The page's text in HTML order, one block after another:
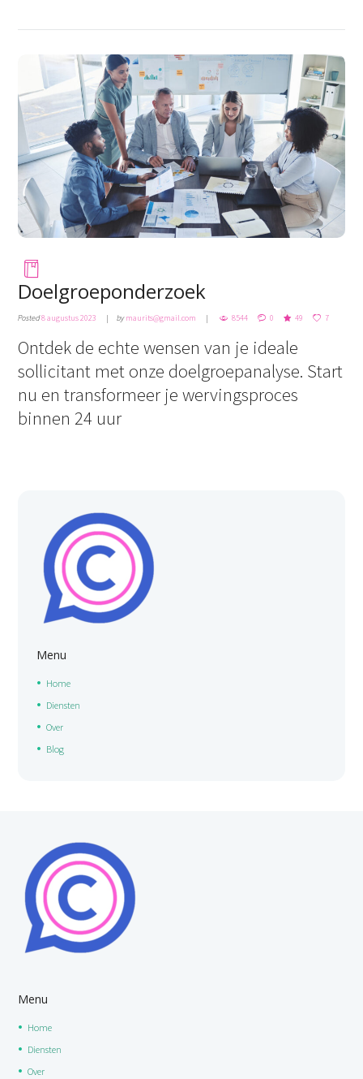
Doelgroeponderzoek
Posted8 augustus 2023 bymaurits@gmail.com 8544 0 49 7
Ontdek de echte wensen van je ideale
sollicitant met onze doelgroepanalyse. Start
nu en transformeer je wervingsproces
binnen 24 uur
Menu
Home
Diensten
Over
Blog
Menu
Home
Diensten
Over